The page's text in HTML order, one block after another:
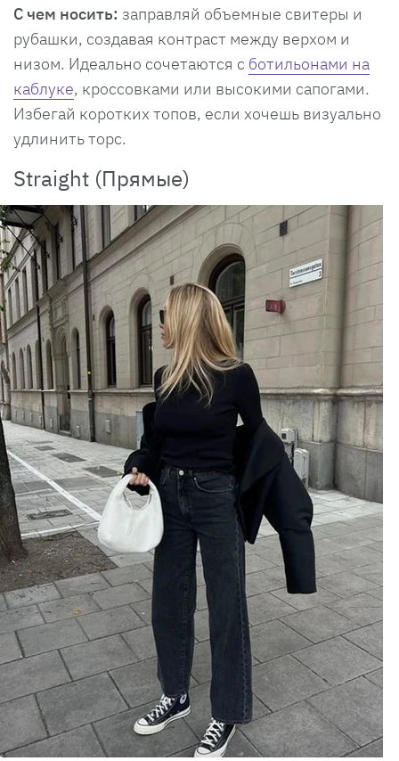
С чем носить: заправляй объемные свитеры и
рубашки, создавая контраст между верхом и
низом. Идеально сочетаются с ботильонами на
каблуке, кроссовками или высокими сапогами.
Избегай коротких топов, если хочешь визуально
удлинить торс.
Straight (Прямые)